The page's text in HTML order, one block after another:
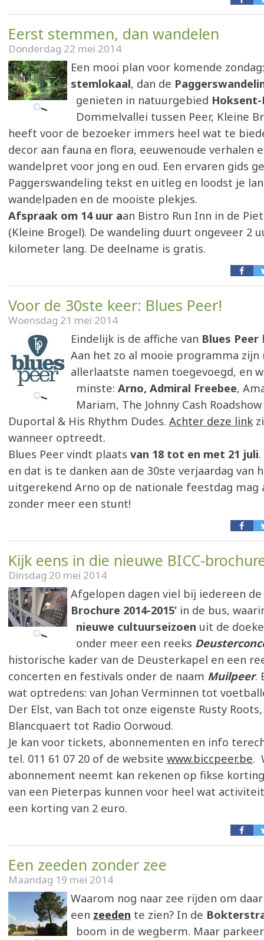
Eerst stemmen, dan wandelen
Donderdag 22 mei 2014
Een mooi plan voor komende
stemlokaal, dan de
genieten in natuurgebied
Dommelvallei tussen Peer, Kleine
heeft voor de bezoeker immers heel wat te
decor aan fauna en flora, eeuwenoude verhalen
wandelpret voor jong en oud. Een ervaren gids
Paggerswandeling tekst en uitleg en loodst je
wandelpaden en de mooiste plekjes.
Afspraak om 14 uur aan Bistro Run Inn in de
(Kleine Brogel). De wandeling duurt ongeveer 2
kilometer lang. De deelname is gratis.
Voor de 30ste keer: Blues Peer!
Woensdag 21 mei 2014
Eindelijk is de affiche van Blues Peer
Aan het zo al mooie programma zijn
allerlaatste namen toegevoegd, en
minste: Arno, Admiral Freebee,
Mariam, The Johnny Cash
Duportal & His Rhythm Dudes. Achter deze link
wanneer optreedt.
Blues Peer vindt plaats van 18 tot en met 21 juli
en dat is te danken aan de 30ste verjaardag van
uitgerekend Arno op de nationale feestdag mag
zonder meer een stunt!
Kijk eens in die nieuwe BICC-
Dinsdag 20 mei 2014
Afgelopen dagen viel bij iedereen de
Brochure 2014-2015’ in de bus,
nieuwe cultuurseizoen uit de
onder meer een reeks
historische kader van de Deusterkapel en een
concerten en festivals onder de naam Muilpeer.
wat optredens: van Johan Verminnen tot
Der Elst, van Bach tot onze eigenste Rusty
Blancquaert tot Radio Oorwoud.
Je kan voor tickets, abonnementen en info
tel. 011 61 07 20 of de website www.biccpeer.be.
abonnement neemt kan rekenen op fikse
van een Pieterpas kunnen voor heel wat
een korting van 2 euro.
Een zeeden zonder zee
Maandag 19 mei 2014
Waarom nog naar zee rijden om
een zeeden te zien? In de
boom in de wegberm. Maar